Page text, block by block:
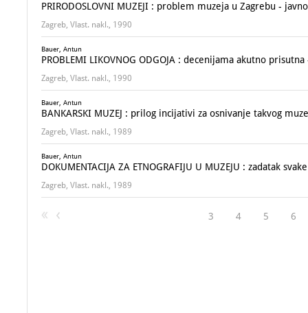
PRIRODOSLOVNI MUZEJI : problem muzeja u Zagrebu -
Zagreb, Vlast. nakl., 1990
Bauer, Antun
PROBLEMI LIKOVNOG ODGOJA : decenijama akutno
Zagreb, Vlast. nakl., 1990
Bauer, Antun
BANKARSKI MUZEJ : prilog incijativi za osnivanje takvog
Zagreb, Vlast. nakl., 1989
Bauer, Antun
DOKUMENTACIJA ZA ETNOGRAFIJU U MUZEJU : zadatak
Zagreb, Vlast. nakl., 1989
3 4 5 6